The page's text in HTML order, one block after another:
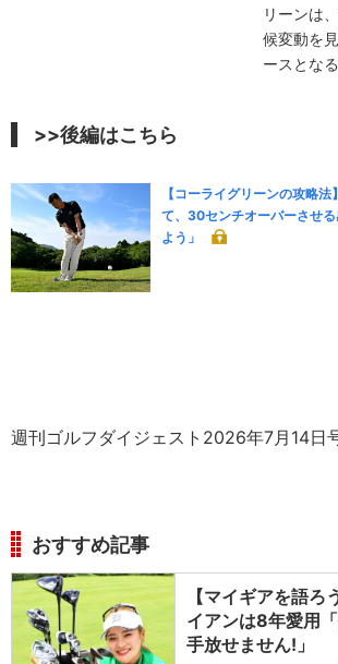
リーンは
候変動を
ースとな
>>後編はこちら
【コーライグリーンの攻略
て、30センチオーバーさせ
よう」
週刊ゴルフダイジェスト2026年7月14日
おすすめ記事
【マイギアを語
イアンは8年愛用
手放せません!」